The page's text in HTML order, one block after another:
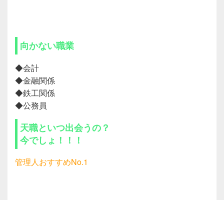
向かない職業
◆会計
◆金融関係
◆鉄工関係
◆公務員
天職といつ出会うの？
今でしょ！！！
管理人おすすめNo.1